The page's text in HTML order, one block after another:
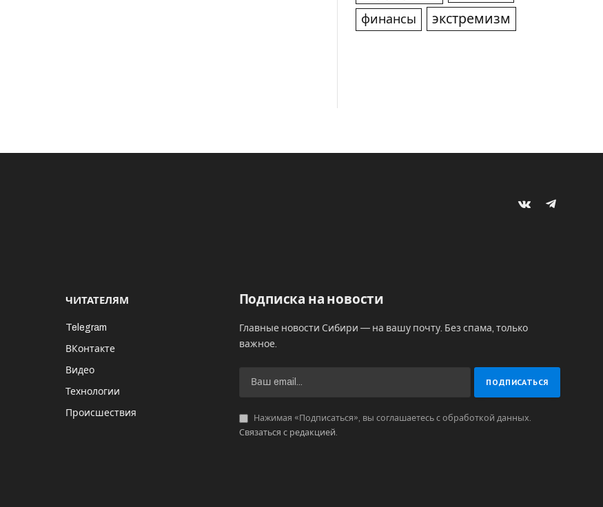
финансы экстремизм
VKontakteTelegram
ЧИТАТЕЛЯМ
Telegram
ВКонтакте
Видео
Технологии
Происшествия
Подписка на новости
Главные новости Сибири — на вашу почту. Без спама, только
важное.
Нажимая «Подписаться», вы соглашаетесь с обработкой данных.
Связаться с редакцией